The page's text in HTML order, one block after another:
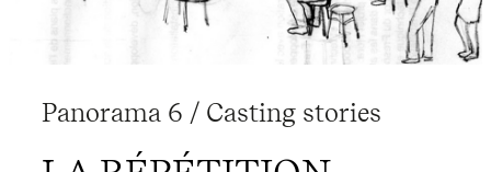
Panorama 6 / Casting stories